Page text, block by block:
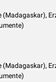
(Madagaskar),
(Madagaskar),